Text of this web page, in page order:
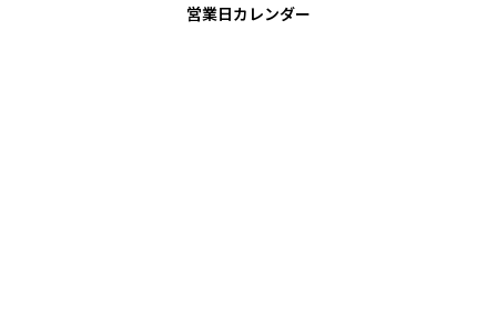
営業日カレンダー